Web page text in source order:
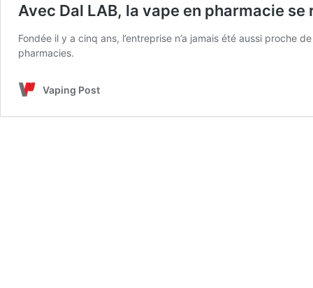
Avec Dal LAB, la vape en pharmacie se
Fondée il y a cinq ans, l’entreprise n’a jamais été aussi
pharmacies.
Vaping Post